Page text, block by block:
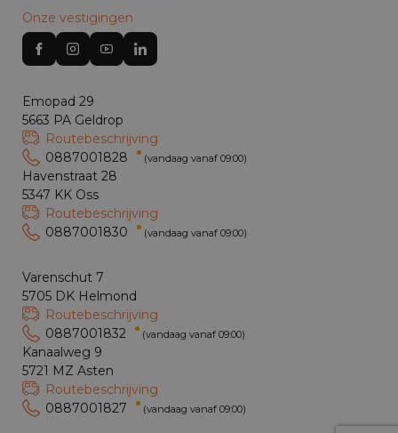
Onze vestigingen
Emopad 29
5663 PA Geldrop
Routebeschrijving
0887001828
(vandaag vanaf 09:00)
Havenstraat 28
5347 KK Oss
Routebeschrijving
0887001830
(vandaag vanaf 09:00)
Varenschut 7
5705 DK Helmond
Routebeschrijving
0887001832
(vandaag vanaf 09:00)
Kanaalweg 9
5721 MZ Asten
Routebeschrijving
0887001827
(vandaag vanaf 09:00)